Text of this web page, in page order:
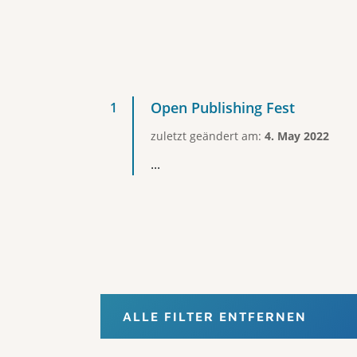
Open Publishing Fest
zuletzt geändert am: 4. May 2022
...
ALLE FILTER ENTFERNEN